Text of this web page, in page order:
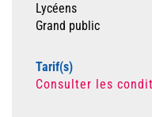
Lycéens
Grand public
Tarif(s)
Consulter les